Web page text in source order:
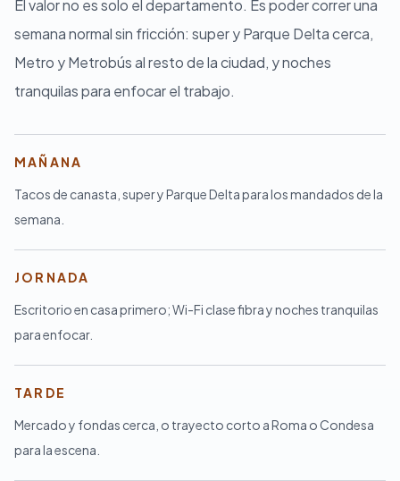
El valor no es solo el departamento. Es poder correr una
semana normal sin fricción: super y Parque Delta cerca,
Metro y Metrobús al resto de la ciudad, y noches
tranquilas para enfocar el trabajo.
MAÑANA
Tacos de canasta, super y Parque Delta para los mandados de la
semana.
JORNADA
Escritorio en casa primero; Wi-Fi clase fibra y noches tranquilas
para enfocar.
TARDE
Mercado y fondas cerca, o trayecto corto a Roma o Condesa
para la escena.